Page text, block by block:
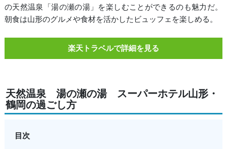
の天然温泉「湯の瀬の湯」を楽しむことができるのも魅力だ。
朝食は山形のグルメや食材を活かしたビュッフェを楽しめる。
楽天トラベルで詳細を見る
天然温泉 湯の瀬の湯 スーパーホテル山形・
鶴岡の過ごし方
目次